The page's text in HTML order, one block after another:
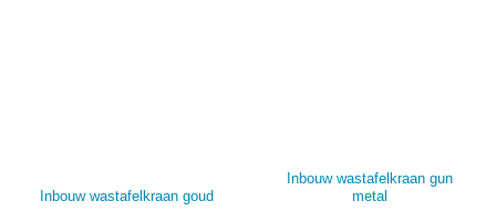
Inbouw wastafelkraan goud
Inbouw wastafelkraan gun
metal